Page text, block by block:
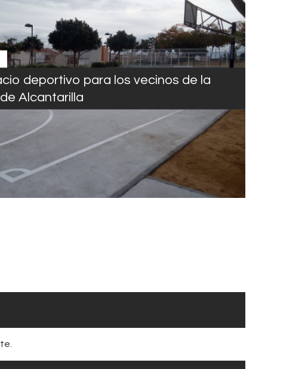
deportivo para los vecinos de la
Alcantarilla